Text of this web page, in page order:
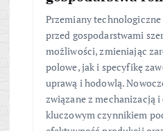
Przemiany
przed gospodarstwami
możliwości, zmieniając
polowe, jak i specyfikę
uprawą i hodowlą.
związane z mechanizacją
kluczowym czynnikiem